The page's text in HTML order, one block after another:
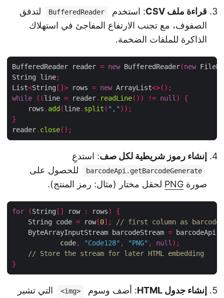
قراءة ملف CSV : استخدم BufferedReader
لتدفق
الصفوف، مع تجنب الارتفاع المفاجئ في استهلاك
الذاكرة للملفات الضخمة.
BufferedReader reader = new BufferedReader(new
String line
List<String []> rows = new ArrayList<>();
while
((line reader .readLine ()) != null )
    rows
.add(line.split ( "," ));
reader.close ();
إنشاء رموز شريطية لكل صف: استدعِ
barcodeApi.getBarcodeGenerate
للحصول على
صورةPNGلحقل مختار (مثال: رمز المنتج).
for (String [] row rows )
    String code
row[0 ];
// first column as
    ByteArrayInputStream barcodeStream
barcodeApi
            code
"Code128" "PNG" , null );
// Store the stream for later HTML embedding
إنشاء جدول HTML : أضف وسوم
التي تشير